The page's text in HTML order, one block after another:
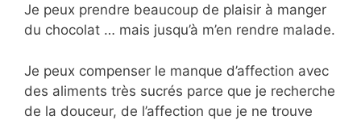
Je peux prendre beaucoup de plaisir à manger
du chocolat … mais jusqu’à m’en rendre malade.
Je peux compenser le manque d’affection avec
des aliments très sucrés parce que je recherche
de la douceur, de l’affection que je ne trouve